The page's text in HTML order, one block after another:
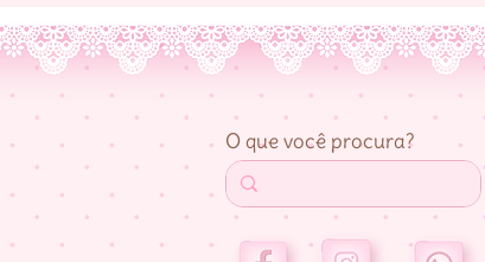
O que você procura?